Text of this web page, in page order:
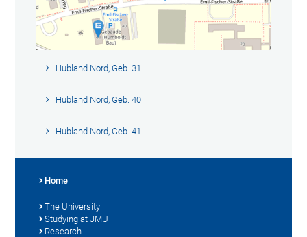
Hubland Nord, Geb. 31
Hubland Nord, Geb. 40
Hubland Nord, Geb. 41
Home
The University
Studying at JMU
Research